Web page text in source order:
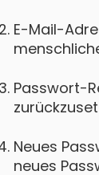
E-Mail-
Passwort-
Neues
neues